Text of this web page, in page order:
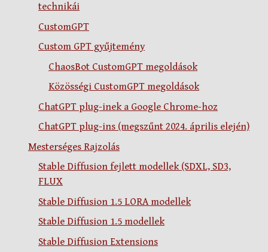
technikái
CustomGPT
Custom GPT gyűjtemény
ChaosBot CustomGPT megoldások
Közösségi CustomGPT megoldások
ChatGPT plug-inek a Google Chrome-hoz
ChatGPT plug-ins (megszűnt 2024. április elején)
Mesterséges Rajzolás
Stable Diffusion fejlett modellek (SDXL, SD3,
FLUX
Stable Diffusion 1.5 LORA modellek
Stable Diffusion 1.5 modellek
Stable Diffusion Extensions